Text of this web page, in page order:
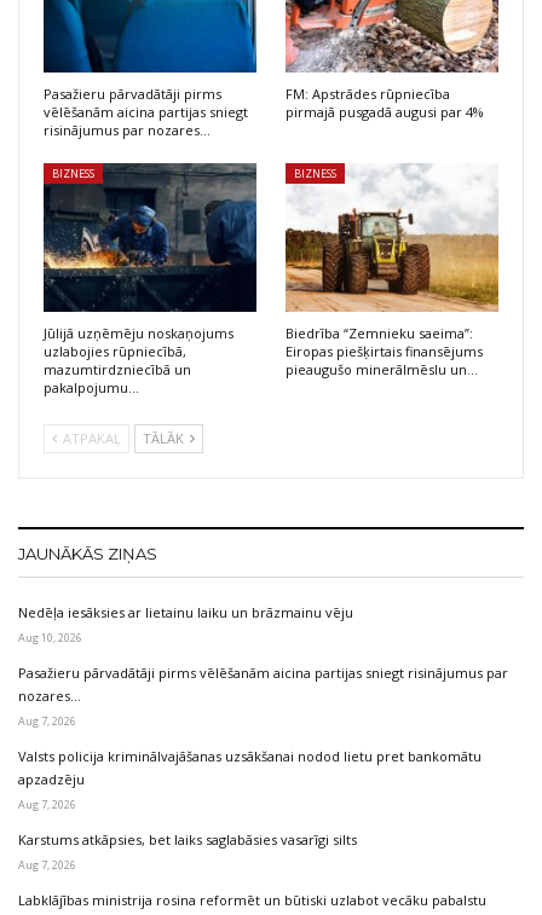
Pasažieru pārvadātāji pirms
vēlēšanām aicina partijas sniegt
risinājumus par nozares…
FM: Apstrādes rūpniecība
pirmajā pusgadā augusi par 4%
BIZNESS
Jūlijā uzņēmēju noskaņojums
uzlabojies rūpniecībā,
mazumtirdzniecībā un
pakalpojumu…
BIZNESS
Biedrība “Zemnieku saeima”:
Eiropas piešķirtais finansējums
pieaugušo minerālmēslu un…
ATPAKAĻ TĀLĀK
JAUNĀKĀS ZIŅAS
Nedēļa iesāksies ar lietainu laiku un brāzmainu vēju
Aug 10, 2026
Pasažieru pārvadātāji pirms vēlēšanām aicina partijas sniegt risinājumus par
nozares…
Aug 7, 2026
Valsts policija kriminālvajāšanas uzsākšanai nodod lietu pret bankomātu
apzadzēju
Aug 7, 2026
Karstums atkāpsies, bet laiks saglabāsies vasarīgi silts
Aug 7, 2026
Labklājības ministrija rosina reformēt un būtiski uzlabot vecāku pabalstu